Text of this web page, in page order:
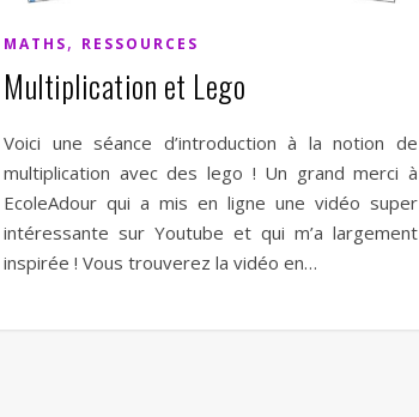
MATHS, RESSOURCES
Multiplication et Lego
Voici une séance d’introduction à la notion de
multiplication avec des lego ! Un grand merci à
EcoleAdour qui a mis en ligne une vidéo super
intéressante sur Youtube et qui m’a largement
inspirée ! Vous trouverez la vidéo en…